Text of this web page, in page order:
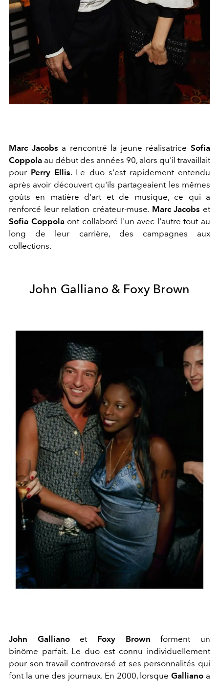
Marc Jacobs a rencontré la jeune réalisatriceSofia
Coppola au début des années 90, alors qu'il travaillait
pour Perry Ellis. Le duo s'est rapidement entendu
après avoir découvert qu'ils partageaient les mêmes
goûts en matière d'art et de musique, ce qui a
renforcé leur relation créateur-muse. Marc Jacobs et
Sofia Coppolaont collaboré l'un avec l'autre tout au
long de leur carrière, des campagnes aux
collections.
John Galliano & Foxy Brown
John Galliano et Foxy Brownforment un
binôme parfait. Le duo est connu individuellement
pour son travail controversé et ses personnalités qui
font la une des journaux. En 2000, lorsqueGalliano a